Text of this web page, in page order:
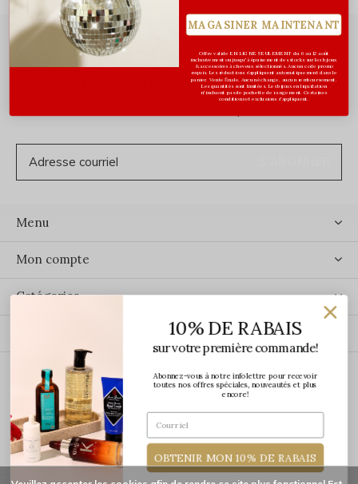
Abonnez-vous à notre infolettre
Menu
Mon compte
Catégories
ÉCRIVEZ-NOUS
MAGASINER MAINTENANT
Offre valide EN LIGNE SEULEMENT du 6 au 12 août
inclusivement ou jusqu'à épuisement des stocks sur les bijoux
& accessoires à cheveux sélectionnés. Aucun code promo
requis. Les réductions s’appliquent automatiquement dans le
panier. Vente finale. Aucun échange, aucun remboursement.
Les quantités sont limitées. Les bijoux en liquidation
n'incluent pas de pochette de rangement. Certaines
conditions et exclusions s'appliquent.
10% DE RABAIS
sur votre première commande!
Abonnez-vous à notre infolettre pour recevoir
toutes nos offres spéciales, nouveautés et plus
encore!
OBTENIR MON 10% DE RABAIS